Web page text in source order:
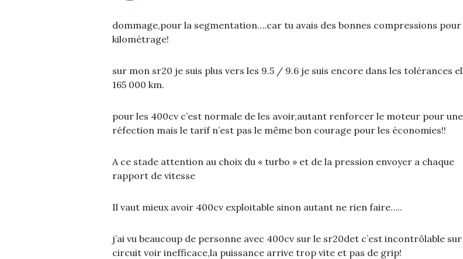
dommage,pour la segmentation….car tu avais des bonnes compressions pour
kilométrage!
sur mon sr20 je suis plus vers les 9.5 / 9.6 je suis encore dans les tolérances
165 000 km.
pour les 400cv c’est normale de les avoir,autant renforcer le moteur pour une
réfection mais le tarif n’est pas le même bon courage pour les économies!!
A ce stade attention au choix du « turbo » et de la pression envoyer a chaque
rapport de vitesse
Il vaut mieux avoir 400cv exploitable sinon autant ne rien faire…..
j’ai vu beaucoup de personne avec 400cv sur le sr20det c’est incontrôlable sur
circuit voir inefficace,la puissance arrive trop vite et pas de grip!